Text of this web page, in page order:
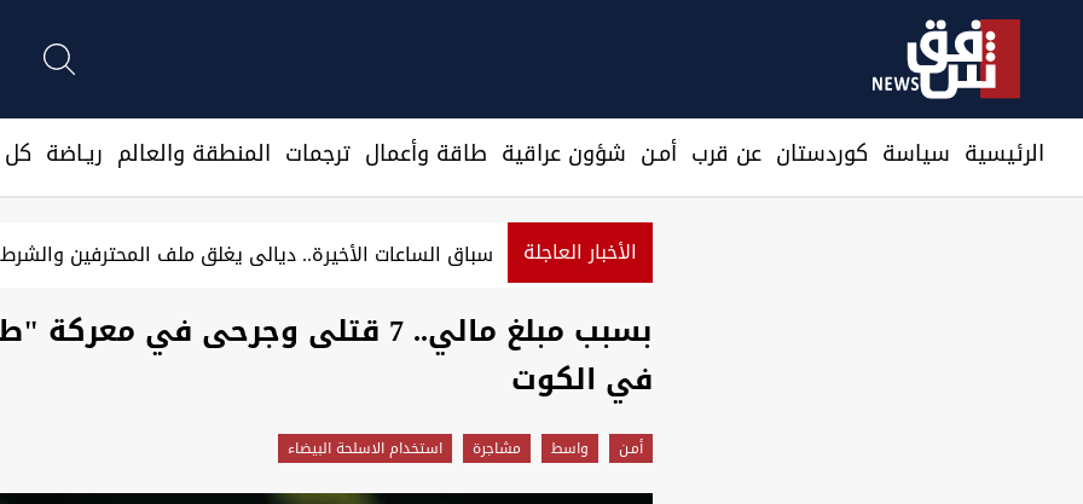
الرئيسية سیاسة كوردستان عن قرب أمـن شؤون عراقية طاقة وأعمال ترجمات المنطقة والعالم ريـاضة كل
الأخبار العاجلة سباق الساعات الأخيرة.. ديالى يغلق ملف المحترفين
بسبب مبلغ مالي.. 7 قتلى وجرحى في
في الكوت
أمـن واسط مشاجرة استخدام الاسلحة البيضاء